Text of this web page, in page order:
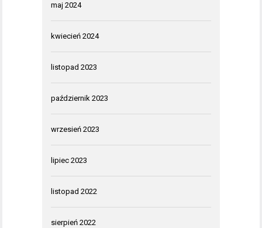
maj 2024
kwiecień 2024
listopad 2023
październik 2023
wrzesień 2023
lipiec 2023
listopad 2022
sierpień 2022